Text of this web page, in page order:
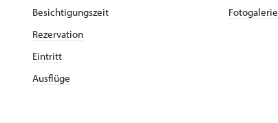
Besichtigungszeit
Rezervation
Eintritt
Ausflüge
Fotogalerie